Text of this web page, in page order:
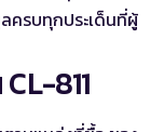
ครบทุกประเด็นที่ผู้
811